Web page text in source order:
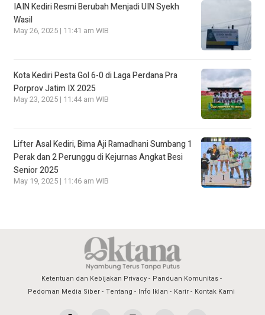
IAIN Kediri Resmi Berubah Menjadi UIN Syekh
Wasil
May 26, 2025 | 11:41 am WIB
Kota Kediri Pesta Gol 6-0 di Laga Perdana Pra
Porprov Jatim IX 2025
May 23, 2025 | 11:44 am WIB
Lifter Asal Kediri, Bima Aji Ramadhani Sumbang 1
Perak dan 2 Perunggu di Kejurnas Angkat Besi
Senior 2025
May 19, 2025 | 11:46 am WIB
Ketentuan dan Kebijakan Privacy
Panduan Komunitas
Pedoman Media Siber Tentang Info Iklan Karir Kontak Kami